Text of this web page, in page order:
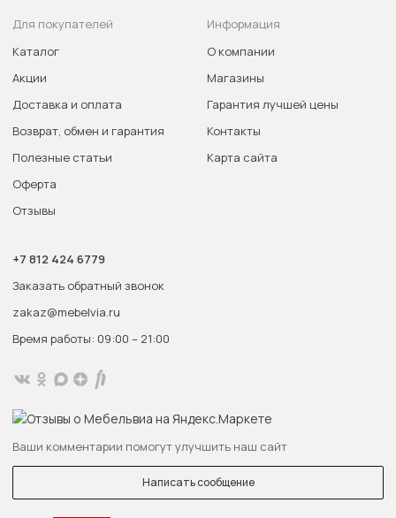
Для покупателей
Каталог
Акции
Доставка и оплата
Возврат, обмен и гарантия
Полезные статьи
Оферта
Отзывы
Информация
О компании
Магазины
Гарантия лучшей цены
Контакты
Карта сайта
+7 812 424 6779
Заказать обратный звонок
zakaz@mebelvia.ru
Время работы: 09:00 – 21:00
Ваши комментарии помогут улучшить наш сайт
Написать сообщение